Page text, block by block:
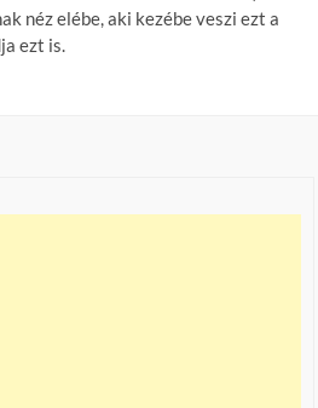
néz elébe, aki kezébe veszi ezt a
ezt is.